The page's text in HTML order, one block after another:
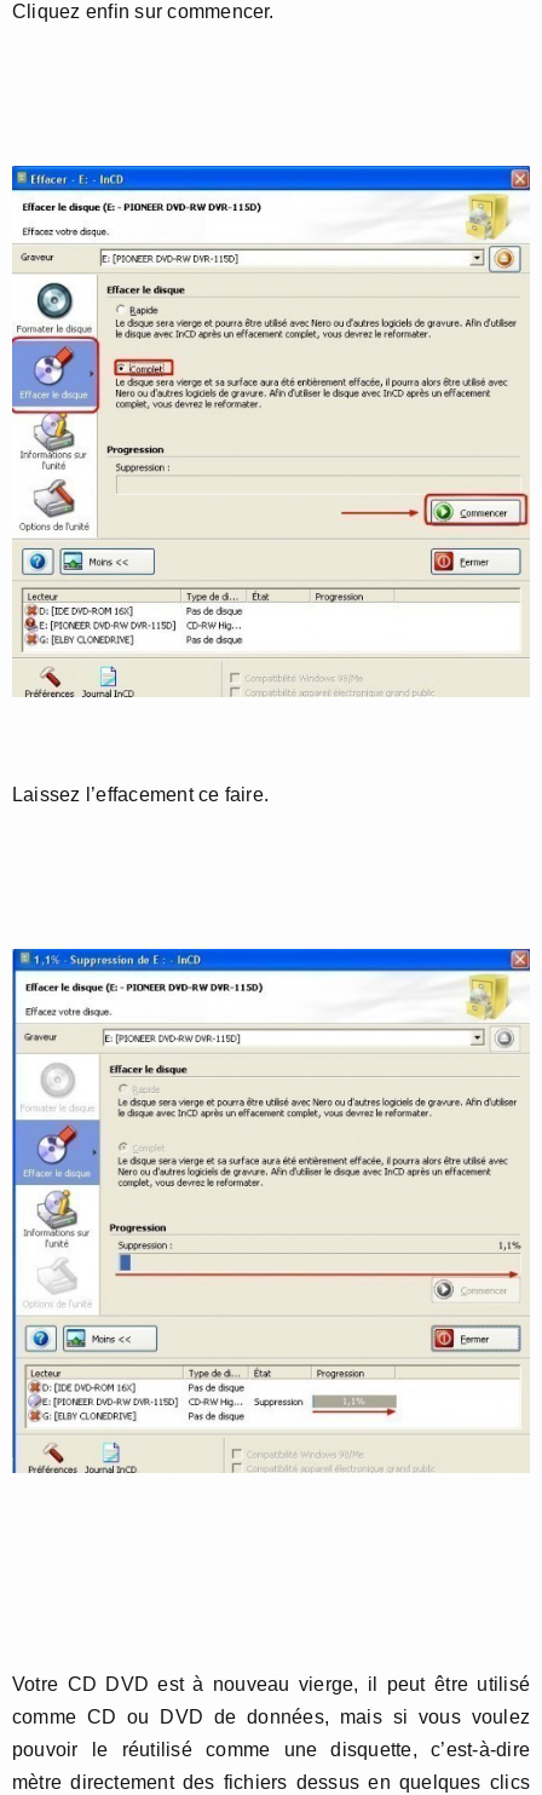
Cliquez enfin sur commencer.
Laissez l’effacement ce faire.
Votre CD DVD est à nouveau vierge, il peut être utilisé
comme CD ou DVD de données, mais si vous voulez
pouvoir le réutilisé comme une disquette, c’est-à-dire
mètre directement des fichiers dessus en quelques clics